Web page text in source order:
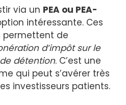
via un PEA ou PEA-
intéressante. Ces
permettent de
d’impôt sur le
détention. C’est une
qui peut s’avérer très
investisseurs patients.